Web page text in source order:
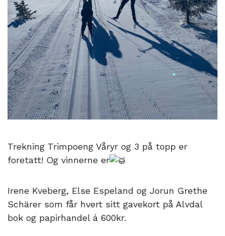
Trekning Trimpoeng Våryr og 3 på topp er
foretatt! Og vinnerne er
Irene Kveberg, Else Espeland og Jorun Grethe
Schärer som får hvert sitt gavekort på Alvdal
bok og papirhandel á 600kr.